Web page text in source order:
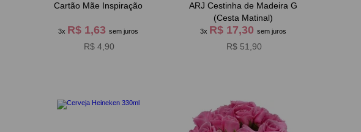
Cartão Mãe Inspiração
3x R$ 1,63 sem juros
R$ 4,90
ARJ Cestinha de Madeira G
(Cesta Matinal)
3x R$ 17,30 sem juros
R$ 51,90